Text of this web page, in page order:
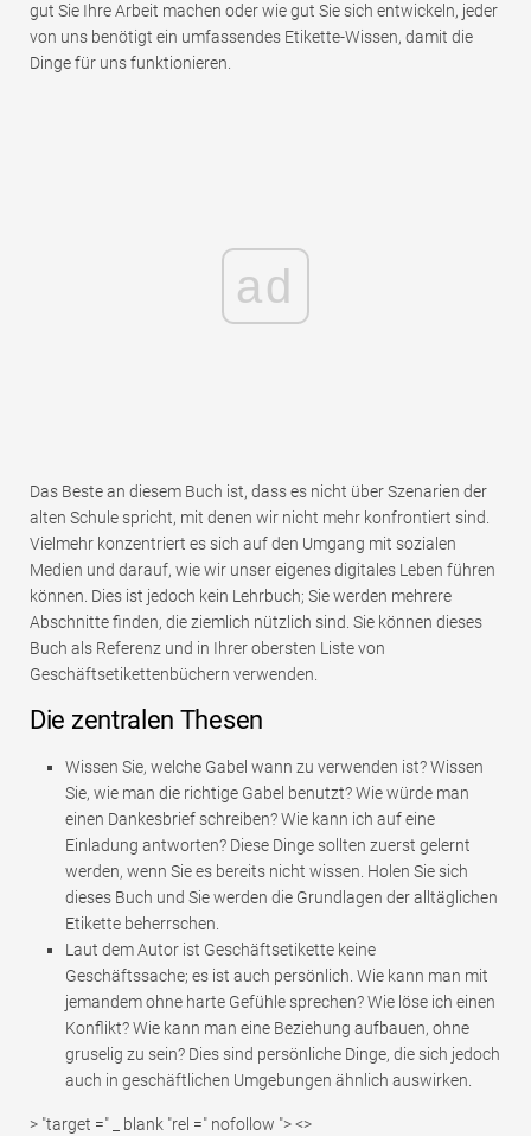
gut Sie Ihre Arbeit machen oder wie gut Sie sich entwickeln, jeder
von uns benötigt ein umfassendes Etikette-Wissen, damit die
Dinge für uns funktionieren.
ad
Das Beste an diesem Buch ist, dass es nicht über Szenarien der
alten Schule spricht, mit denen wir nicht mehr konfrontiert sind.
Vielmehr konzentriert es sich auf den Umgang mit sozialen
Medien und darauf, wie wir unser eigenes digitales Leben führen
können. Dies ist jedoch kein Lehrbuch; Sie werden mehrere
Abschnitte finden, die ziemlich nützlich sind. Sie können dieses
Buch als Referenz und in Ihrer obersten Liste von
Geschäftsetikettenbüchern verwenden.
Die zentralen Thesen
Wissen Sie, welche Gabel wann zu verwenden ist? Wissen
Sie, wie man die richtige Gabel benutzt? Wie würde man
einen Dankesbrief schreiben? Wie kann ich auf eine
Einladung antworten? Diese Dinge sollten zuerst gelernt
werden, wenn Sie es bereits nicht wissen. Holen Sie sich
dieses Buch und Sie werden die Grundlagen der alltäglichen
Etikette beherrschen.
Laut dem Autor ist Geschäftsetikette keine
Geschäftssache; es ist auch persönlich. Wie kann man mit
jemandem ohne harte Gefühle sprechen? Wie löse ich einen
Konflikt? Wie kann man eine Beziehung aufbauen, ohne
gruselig zu sein? Dies sind persönliche Dinge, die sich jedoch
auch in geschäftlichen Umgebungen ähnlich auswirken.
> "target =" _ blank "rel =" nofollow "> <>